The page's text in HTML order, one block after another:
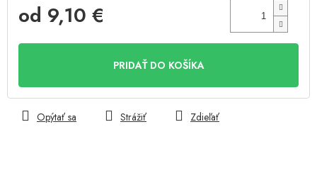
od 9,10 €
PRIDAŤ DO KOŠÍKA
Opýtať sa Strážiť Zdieľať